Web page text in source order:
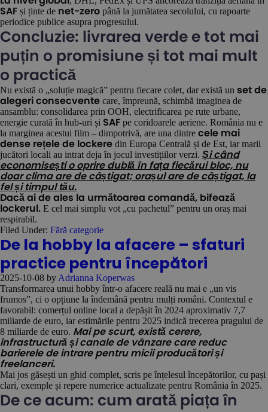
SAF și ținte de net-zero până la jumătatea secolului, cu rapoarte
periodice publice asupra progresului.
Concluzie: livrarea verde e tot mai
puțin o promisiune și tot mai mult
o practică
Nu există o „soluție magică” pentru fiecare colet, dar există un set de
alegeri consecvente care, împreună, schimbă imaginea de
ansamblu: consolidarea prin OOH, electrificarea pe rute urbane,
energie curată în hub-uri și SAF pe coridoarele aeriene. România nu e
la marginea acestui film – dimpotrivă, are una dintre cele mai
dense rețele de lockere din Europa Centrală și de Est, iar marii
jucători locali au intrat deja în jocul investițiilor verzi. Și când
economisești o oprire dublă în fața fiecărui bloc, nu
doar clima are de câștigat; orașul are de câștigat, la
fel și timpul tău.
Dacă ai de ales la următoarea comandă, bifează
lockerul. E cel mai simplu vot „cu pachetul” pentru un oraș mai
respirabil.
Filed Under: Fără categorie
De la hobby la afacere – sfaturi
practice pentru începători
2025-10-08 by Adrianna Koperwas
Transformarea unui hobby într-o afacere reală nu mai e „un vis
frumos”, ci o opțiune la îndemână pentru mulți români. Contextul e
favorabil: comerțul online local a depășit în 2024 aproximativ 7,7
miliarde de euro, iar estimările pentru 2025 indică trecerea pragului de
8 miliarde de euro. Mai pe scurt, există cerere,
infrastructură și canale de vânzare care reduc
barierele de intrare pentru micii producători și
freelanceri.
Mai jos găsești un ghid complet, scris pe înțelesul începătorilor, cu pași
clari, exemple și repere numerice actualizate pentru România în 2025.
De ce acum: cum arată piața în